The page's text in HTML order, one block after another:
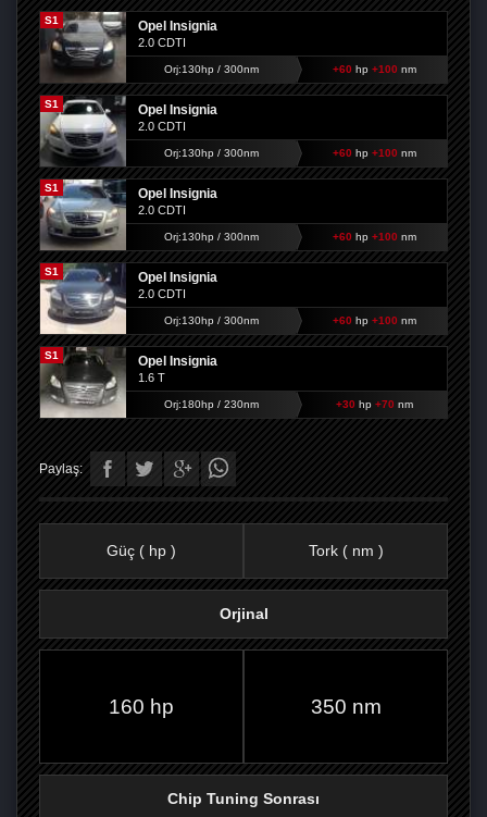
S1 Opel Insignia
2.0 CDTI
Orj:130hp / 300nm +60 hp +100 nm
S1 Opel Insignia
2.0 CDTI
Orj:130hp / 300nm +60 hp +100 nm
S1 Opel Insignia
2.0 CDTI
Orj:130hp / 300nm +60 hp +100 nm
S1 Opel Insignia
2.0 CDTI
Orj:130hp / 300nm +60 hp +100 nm
S1 Opel Insignia
1.6 T
Orj:180hp / 230nm +30 hp +70 nm
Paylaş:
Güç ( hp ) Tork ( nm )
Orjinal
160 hp 350 nm
Chip Tuning Sonrası